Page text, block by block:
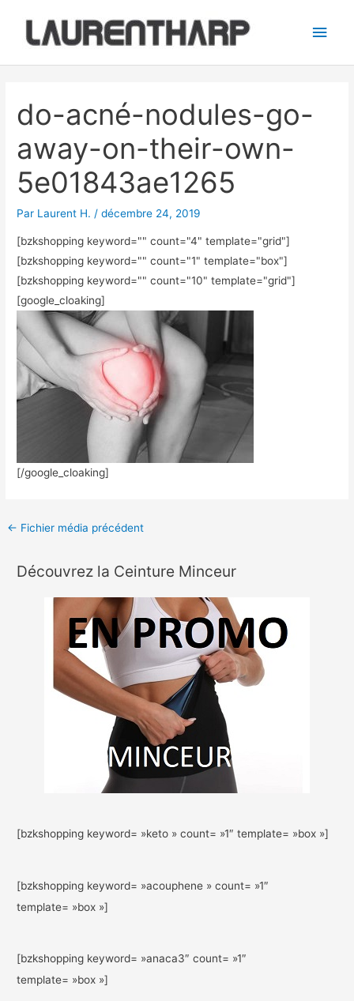
contenu
do-acné-nodules-go-
away-on-their-own-
5e01843ae1265
Par Laurent H. /décembre 24, 2019
[bzkshopping keyword="" count="4" template="grid"]
[bzkshopping keyword="" count="1" template="box"]
[bzkshopping keyword="" count="10" template="grid"]
[google_cloaking]
[/google_cloaking]
articles
← Fichier média précédent
Découvrez la Ceinture Minceur
[bzkshopping keyword= »keto » count= »1″ template= »box »]
[bzkshopping keyword= »acouphene » count= »1″
template= »box »]
[bzkshopping keyword= »anaca3″ count= »1″
template= »box »]